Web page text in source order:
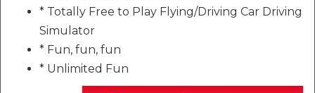
* Totally Free to Play Flying/Driving Car Driving
Simulator
* Fun, fun, fun
* Unlimited Fun